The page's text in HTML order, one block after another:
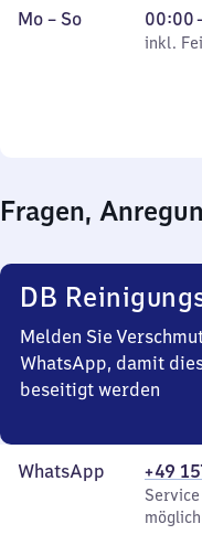
Montag
Mo – So,
inkl. Feiertage
00:00
Von
0
inkl.
Fragen,
DB
Melden Sie
WhatsApp, damit
beseitigt werden
WhatsApp +49
möglich